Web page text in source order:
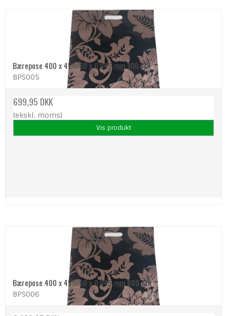
Bærepose 400 x 450/50 x 0,045 mm 100 stk
BPS005
699,95 DKK
(ekskl. moms)
Vis produkt
Bærepose 400 x 450/50 x 0,045 mm 600 stk
BPS006